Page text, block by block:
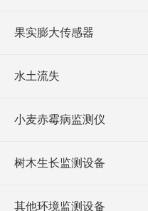
果实膨大传感器
水土流失
小麦赤霉病监测仪
树木生长监测设备
其他环境监测设备